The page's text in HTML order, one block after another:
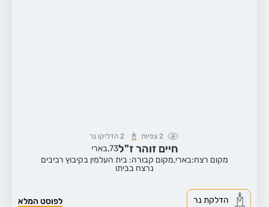
2 צפיות 2 הדליקו נר
חיים זוהר ז"ל73,בארי
מקום רצח:בארי,מקום קבורה: בית העלמין בקיבוץ רביבים
נרצח בביתו
לפוסט המלא הדלקת נר